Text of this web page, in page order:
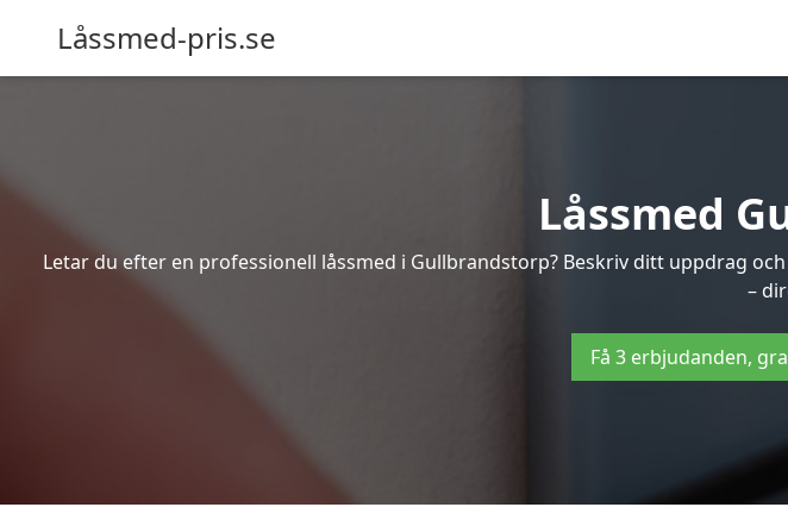
Låssmed-pris.se
Låssmed
Letar du efter en professionell låssmed i Gullbrandstorp? Beskriv ditt uppdrag
–
Få 3 erbjudanden,